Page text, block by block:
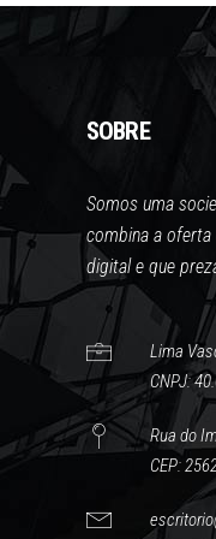
SOBRE
Somos uma
combina a
digital e que
Lima
CNPJ:
Rua do
CEP: